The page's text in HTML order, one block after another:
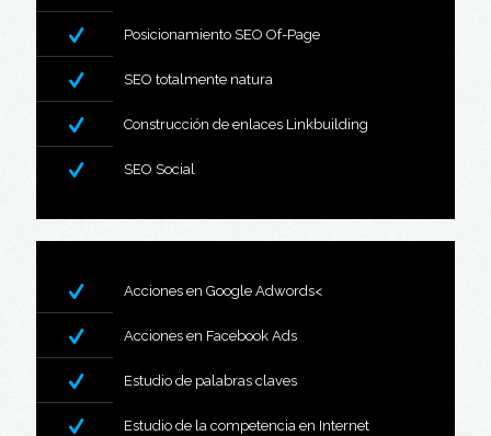
Posicionamiento SEO Of-Page
SEO totalmente natura
Construcción de enlaces Linkbuilding
SEO Social
Acciones en Google Adwords<
Acciones en Facebook Ads
Estudio de palabras claves
Estudio de la competencia en Internet